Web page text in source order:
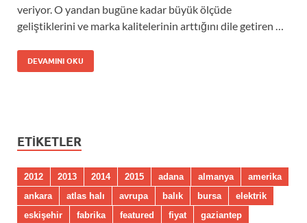
veriyor. O yandan bugüne kadar büyük ölçüde
geliştiklerini ve marka kalitelerinin arttığını dile getiren …
DEVAMINI OKU
ETIKETLER
2012 2013 2014 2015 adana almanya
amerika
ankara
atlas halı avrupa balık bursa
elektrik
eskişehir
fabrika featured fiyat
gaziantep